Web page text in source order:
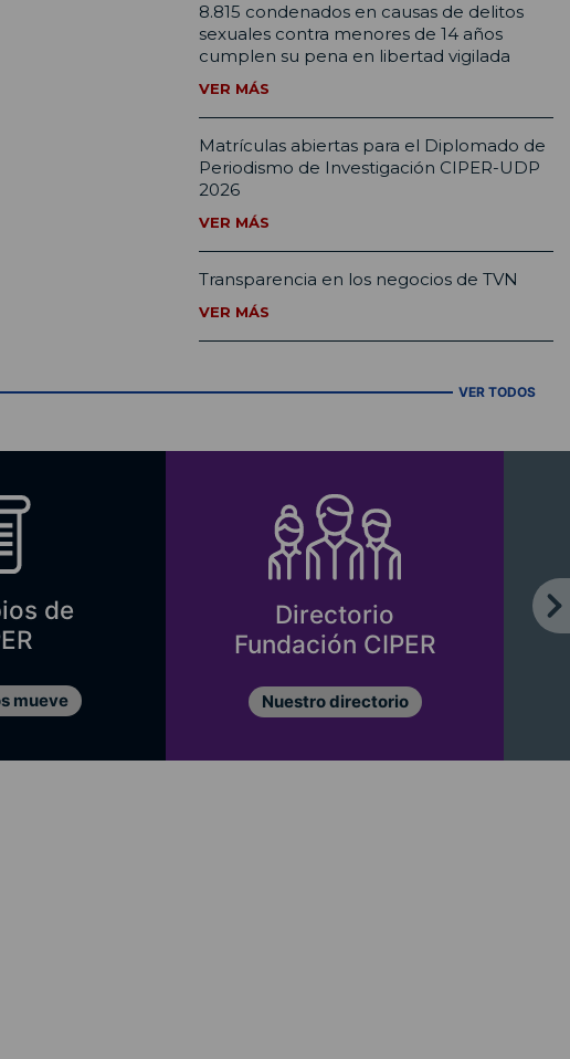
8.815 condenados en causas de delitos
sexuales contra menores de 14 años
cumplen su pena en libertad vigilada
VER MÁS
Matrículas abiertas para el Diplomado de
Periodismo de Investigación CIPER-UDP
2026
VER MÁS
Transparencia en los negocios de TVN
VER MÁS
VER TODOS
de
mueve
Directorio
Fundación CIPER
Nuestro directorio